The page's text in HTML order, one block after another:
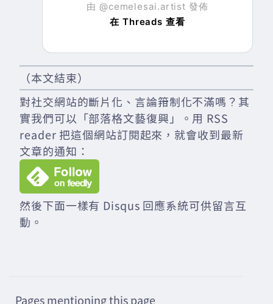
由 @cemelesai.artist 發佈
在 Threads 查看
（本文結束）
對社交網站的斷片化、言論箝制化不滿嗎？其
實我們可以「部落格文藝復興」。用 RSS
reader 把這個網站訂閱起來，就會收到最新
文章的通知：
然後下面一樣有 Disqus 回應系統可供留言互
動。
Pages mentioning this page